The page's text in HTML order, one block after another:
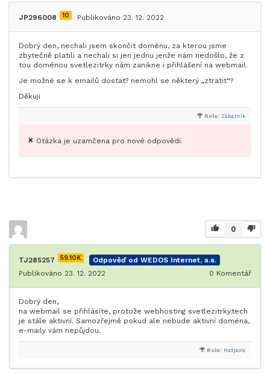
JP296008 10 Publikováno 23. 12. 2022
Dobrý den, nechali jsem skončit doménu, za kterou jsme
zbytečně platili a nechali si jen jednu jenže nám nedošlo, že z
tou doménou svetlezitrky nám zanikne i přihlášení na webmail.
Je možné se k emailů dostat? nemohl se některý „ztratit“?
Děkuji
Role: Zákazník
Otázka je uzamčena pro nové odpovědi.
0
TJ285257 59.10K
Odpověď od WEDOS Internet, a.s.
Publikováno 23. 12. 2022
0 Komentář
Dobrý den,
na webmail se přihlásíte, protože webhosting svetlezitrky.tech
je stále aktivní. Samozřejmě pokud ale nebude aktivní doména,
e-maily vám nepůjdou.
Role: Podpora